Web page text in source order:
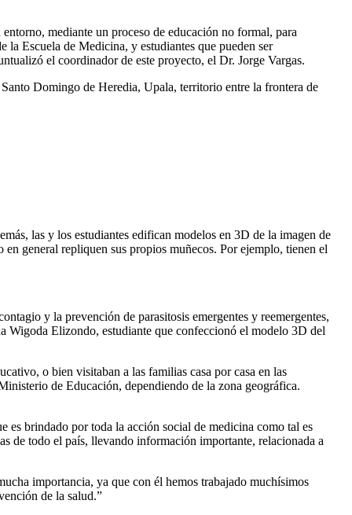
mediante un proceso de educación no formal, para
la Escuela de Medicina, y estudiantes que pueden ser
el coordinador de este proyecto, el Dr. Jorge Vargas.
Domingo de Heredia, Upala, territorio entre la frontera de
las y los estudiantes edifican modelos en 3D de la imagen de
general repliquen sus propios muñecos. Por ejemplo, tienen el
y la prevención de parasitosis emergentes y reemergentes,
Wigoda Elizondo, estudiante que confeccionó el modelo 3D del
o bien visitaban a las familias casa por casa en las
de Educación, dependiendo de la zona geográfica.
es brindado por toda la acción social de medicina como tal es
de todo el país, llevando información importante, relacionada a
importancia, ya que con él hemos trabajado muchísimos
de la salud.”